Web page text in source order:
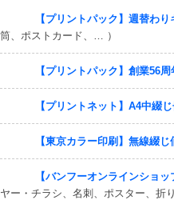
【プリントパック】週替わ
筒、ポストカード、… ）
【プリントパック】創業56
【プリントネット】A4中綴
【東京カラー印刷】無線綴
【バンフーオンラインショ
ヤー・チラシ、名刺、ポスター、折